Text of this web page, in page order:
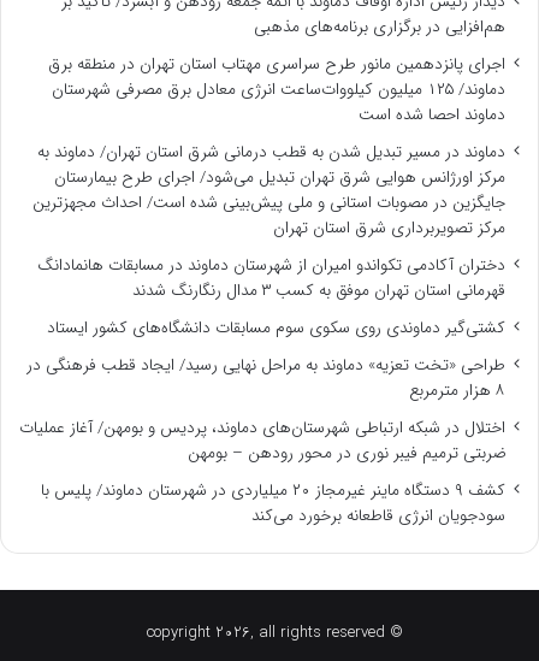
هم‌افزایی در برگزاری برنامه‌های مذهبی
اجرای پانزدهمین مانور طرح سراسری مهتاب استان تهران در منطقه برق
دماوند/ ۱۲۵ میلیون کیلووات‌ساعت انرژی معادل برق مصرفی شهرستان
دماوند احصا شده است
دماوند در مسیر تبدیل شدن به قطب درمانی شرق استان تهران/ دماوند به
مرکز اورژانس هوایی شرق تهران تبدیل می‌شود/ اجرای طرح بیمارستان
جایگزین در مصوبات استانی و ملی پیش‌بینی شده است/ احداث مجهزترین
مرکز تصویربرداری شرق استان تهران
دختران آکادمی تکواندو امیران از شهرستان دماوند در مسابقات هانمادانگ
قهرمانی استان تهران موفق به کسب ۳ مدال رنگارنگ شدند
کشتی‌گیر دماوندی روی سکوی سوم مسابقات دانشگاه‌های کشور ایستاد
طراحی «تخت تعزیه» دماوند به مراحل نهایی رسید/ ایجاد قطب فرهنگی در
۸ هزار مترمربع
اختلال در شبکه ارتباطی شهرستان‌های دماوند، پردیس و بومهن/ آغاز عملیات
ضربتی ترمیم فیبر نوری در محور رودهن – بومهن
کشف ۹ دستگاه ماینر غیرمجاز ۲۰ میلیاردی در شهرستان دماوند/ پلیس با
سودجویان انرژی قاطعانه برخورد می‌کند
© copyright 2026, all rights reserved